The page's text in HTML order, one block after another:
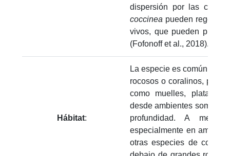
dispersión por las
coccinea pueden
vivos, que pueden
(Fofonoff et al., 2018).
Hábitat:
La especie es común en
rocosos o coralinos, pero
como muelles,
desde ambientes someros
profundidad. A
especialmente en
otras especies de